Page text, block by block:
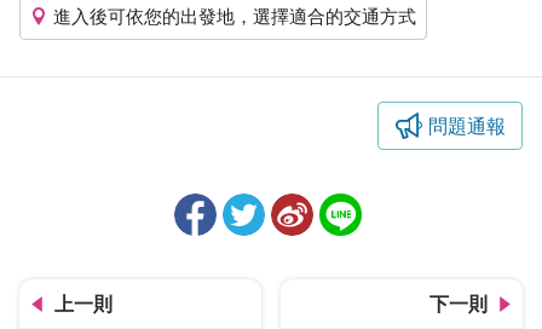
進入後可依您的出發地，選擇適合的交通方式
問題通報
上一則 下一則